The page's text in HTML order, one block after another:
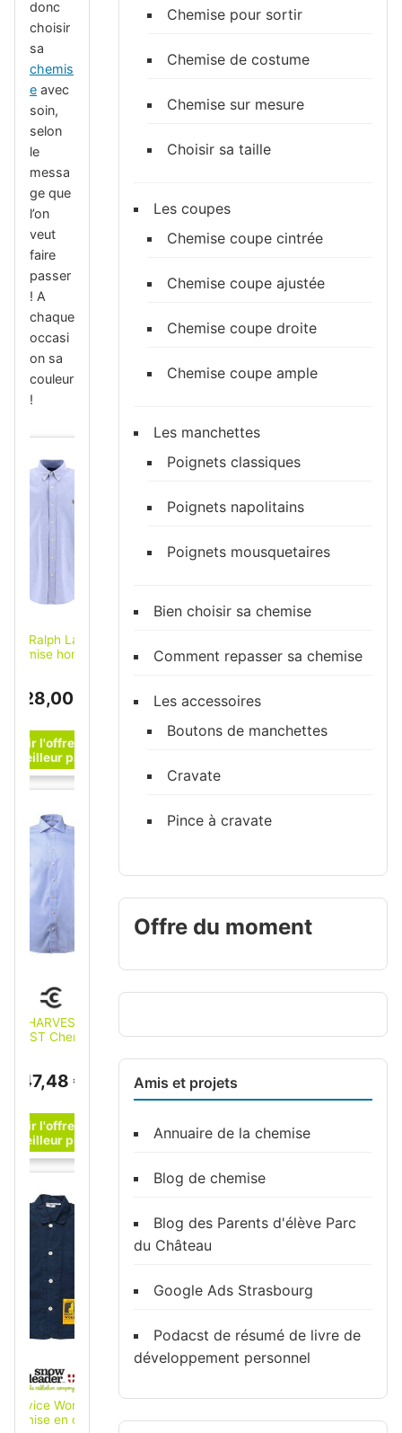
donc
choisir
sa
chemis
e avec
soin,
selon
le
messa
ge que
l’on
veut
faire
passer
! A
chaque
occasi
on sa
couleur
!
Polo Ralph Lauren
chemise homme
Bleu L
128,00 €
J. HARVEST&
FROST Chemise
unisexe: 3XL ; J.
Harvest & Frost
47,48 €
Service Works -
Chemise en coton
Chemise pour sortir
Chemise de costume
Chemise sur mesure
Choisir sa taille
Les coupes
Chemise coupe cintrée
Chemise coupe ajustée
Chemise coupe droite
Chemise coupe ample
Les manchettes
Poignets classiques
Poignets napolitains
Poignets mousquetaires
Bien choisir sa chemise
Comment repasser sa chemise
Les accessoires
Boutons de manchettes
Cravate
Pince à cravate
Offre du moment
Amis et projets
Annuaire de la chemise
Blog de chemise
Blog des Parents d'élève Parc
du Château
Google Ads Strasbourg
Podacst de résumé de livre de
développement personnel